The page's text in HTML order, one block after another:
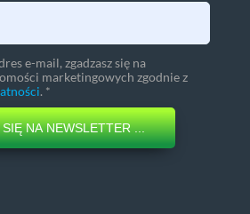
e-mail, zgadzasz się na
marketingowych zgodnie z
. *
NA NEWSLETTER ...